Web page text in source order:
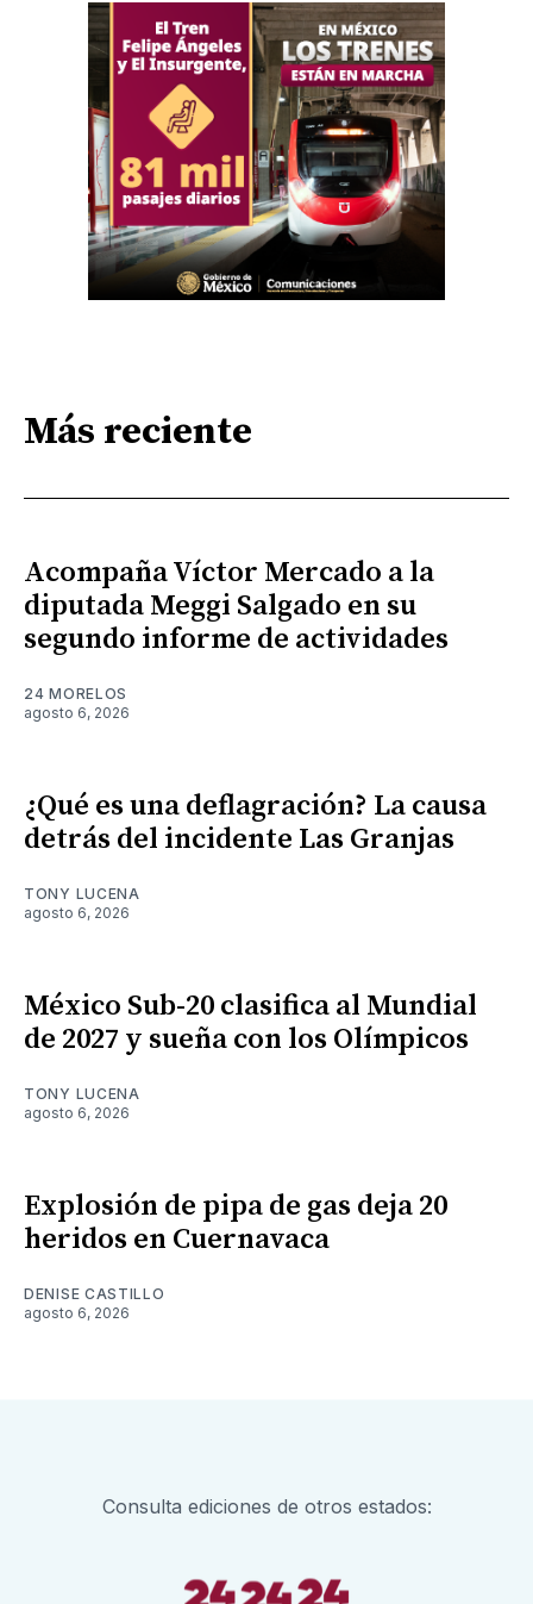
Más reciente
Acompaña Víctor Mercado a la
diputada Meggi Salgado en su
segundo informe de actividades
24 MORELOS
agosto 6, 2026
¿Qué es una deflagración? La causa
detrás del incidente Las Granjas
TONY LUCENA
agosto 6, 2026
México Sub-20 clasifica al Mundial
de 2027 y sueña con los Olímpicos
TONY LUCENA
agosto 6, 2026
Explosión de pipa de gas deja 20
heridos en Cuernavaca
DENISE CASTILLO
agosto 6, 2026
Consulta ediciones de otros estados: